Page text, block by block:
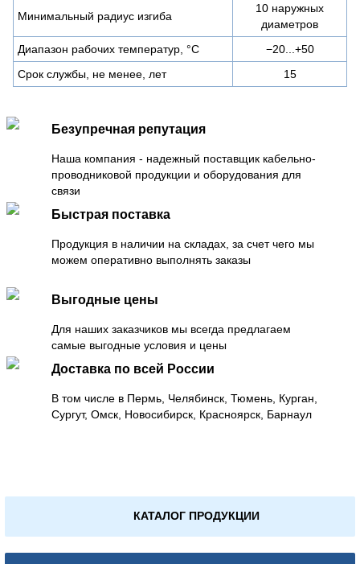
Минимальный радиус изгиба
10 наружных
диаметров
Диапазон рабочих температур, °C
−20...+50
Срок службы, не менее, лет
15
Безупречная репутация
Наша компания - надежный поставщик кабельно-
проводниковой продукции и оборудования для
связи
Быстрая поставка
Продукция в наличии на складах, за счет чего мы
можем оперативно выполнять заказы
Выгодные цены
Для наших заказчиков мы всегда предлагаем
самые выгодные условия и цены
Доставка по всей России
В том числе в Пермь, Челябинск, Тюмень, Курган,
Сургут, Омск, Новосибирск, Красноярск, Барнаул
КАТАЛОГ ПРОДУКЦИИ